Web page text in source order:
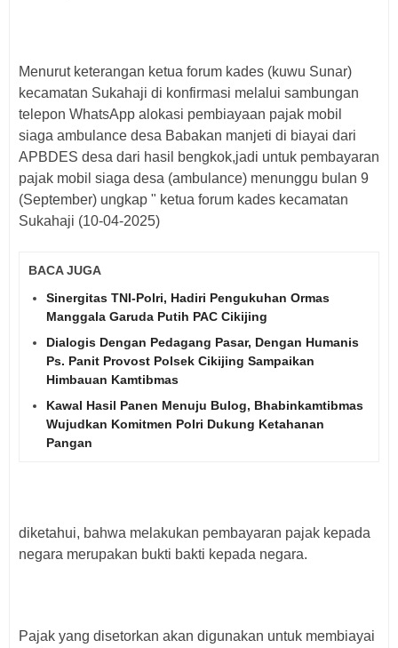
Menurut keterangan ketua forum kades (kuwu Sunar)
kecamatan Sukahaji di konfirmasi melalui sambungan
telepon WhatsApp alokasi pembiayaan pajak mobil
siaga ambulance desa Babakan manjeti di biayai dari
APBDES desa dari hasil bengkok,jadi untuk pembayaran
pajak mobil siaga desa (ambulance) menunggu bulan 9
(September) ungkap " ketua forum kades kecamatan
Sukahaji (10-04-2025)
BACA JUGA
Sinergitas TNI-Polri, Hadiri Pengukuhan Ormas
Manggala Garuda Putih PAC Cikijing
Dialogis Dengan Pedagang Pasar, Dengan Humanis
Ps. Panit Provost Polsek Cikijing Sampaikan
Himbauan Kamtibmas ‎
Kawal Hasil Panen Menuju Bulog, Bhabinkamtibmas
Wujudkan Komitmen Polri Dukung Ketahanan
Pangan
diketahui, bahwa melakukan pembayaran pajak kepada
negara merupakan bukti bakti kepada negara.
Pajak yang disetorkan akan digunakan untuk membiayai